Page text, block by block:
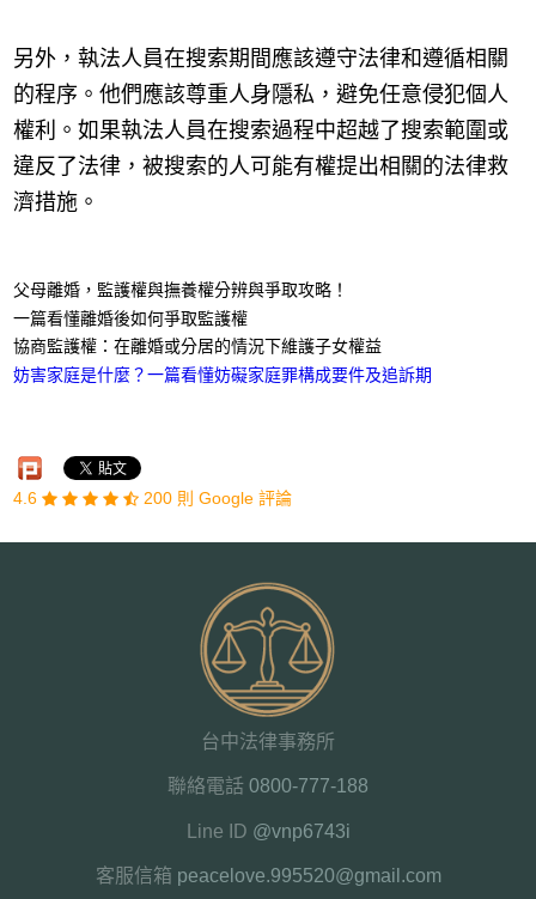
另外，執法人員在搜索期間應該遵守法律和遵循相關
的程序。他們應該尊重人身隱私，避免任意侵犯個人
權利。如果執法人員在搜索過程中超越了搜索範圍或
違反了法律，被搜索的人可能有權提出相關的法律救
濟措施。
父母離婚，監護權與撫養權分辨與爭取攻略！
一篇看懂離婚後如何爭取監護權
協商監護權：在離婚或分居的情況下維護子女權益
妨害家庭是什麼？一篇看懂妨礙家庭罪構成要件及追訴期​
4.6 200 則 Google 評論
台中法律事務所
聯絡電話 0800-777-188
Line ID @vnp6743i
客服信箱 peacelove.995520@gmail.com